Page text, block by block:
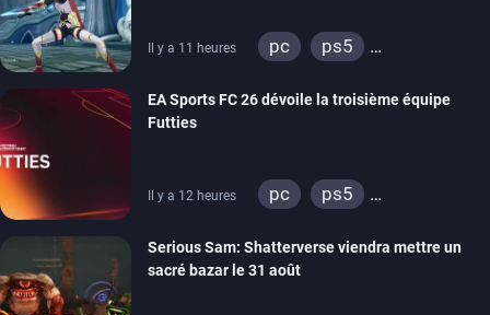
Il y a 11 heures pc
ps5
EA Sports FC 26 dévoile la troisième équipe
Futties
Il y a 12 heures pc
ps5
ps4
xbox one
switch 2
Serious Sam: Shatterverse viendra mettre un
sacré bazar le 31 août